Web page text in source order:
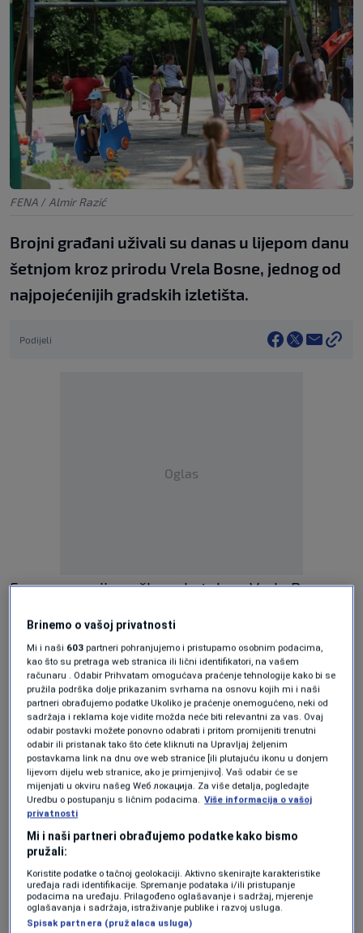
FENA / Almir Razić
Brojni građani uživali su danas u lijepom danu
šetnjom kroz prirodu Vrela Bosne, jednog od
najpojećenijih gradskih izletišta.
Podijeli
Oglas
Sve generacije našle su kutak na Vrelu Bosne
osvježavajuću vodu Bosne ili ljenškarenjem na
livadama izletišta, pijući kafu u hladovini
stabala platana u aleji, vozeći bicikl ili na neki
drugi način.
Brinemo o vašoj privatnosti
Mi i naši 603 partneri pohranjujemo i pristupamo osobnim podacima,
kao što su pretraga web stranica ili lični identifikatori, na vašem
računaru . Odabir Prihvatam omogućava praćenje tehnologije kako bi se
pružila podrška dolje prikazanim svrhama na osnovu kojih mi i naši
partneri obrađujemo podatke Ukoliko je praćenje onemogućeno, neki od
sadržaja i reklama koje vidite možda neće biti relevantni za vas. Ovaj
odabir postavki možete ponovno odabrati i pritom promijeniti trenutni
odabir ili pristanak tako što ćete kliknuti na Upravljaj željenim
postavkama link na dnu ove web stranice [ili plutajuću ikonu u donjem
lijevom dijelu web stranice, ako je primjenjivo]. Vaš odabir će se
mijenjati u okviru našeg Wеб локација. Za više detalja, pogledajte
Uredbu o postupanju s ličnim podacima. Više informacija o vašoj
privatnosti
Mi i naši partneri obrađujemo podatke kako bismo
pružali:
Koristite podatke o tačnoj geolokaciji. Aktivno skenirajte karakteristike
uređaja radi identifikacije. Spremanje podataka i/ili pristupanje
podacima na uređaju. Prilagođeno oglašavanje i sadržaj, mjerenje
oglašavanja i sadržaja, istraživanje publike i razvoj usluga.
Spisak partnera (pružalaca usluga)